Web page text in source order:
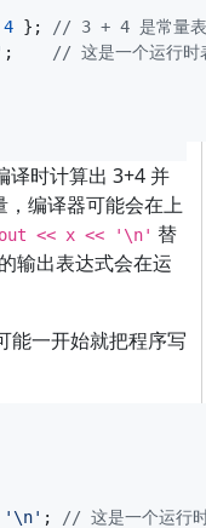
4 };
;
译时计算出 3+4 并
，编译器可能会在上
<< x << '\n' 替
输出表达式会在运
能一开始就把程序写
'\n' ;